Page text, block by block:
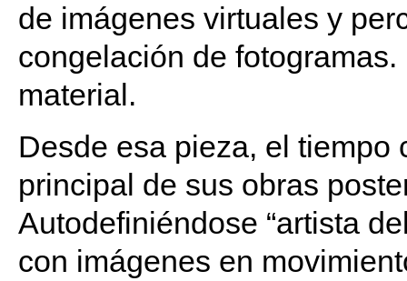
de imágenes virtuales y
congelación de
material.
Desde esa pieza, el tiempo
principal de sus obras
Autodefiniéndose “artista
con imágenes en